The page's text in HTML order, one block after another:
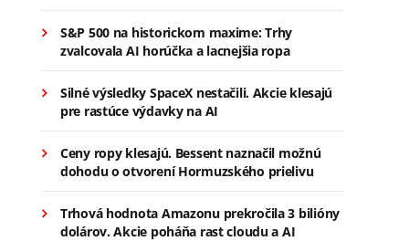
S&P 500 na historickom maxime: Trhy
zvalcovala AI horúčka a lacnejšia ropa
Silné výsledky SpaceX nestačili. Akcie klesajú
pre rastúce výdavky na AI
Ceny ropy klesajú. Bessent naznačil možnú
dohodu o otvorení Hormuzského prielivu
Trhová hodnota Amazonu prekročila 3 bilióny
dolárov. Akcie poháňa rast cloudu a AI